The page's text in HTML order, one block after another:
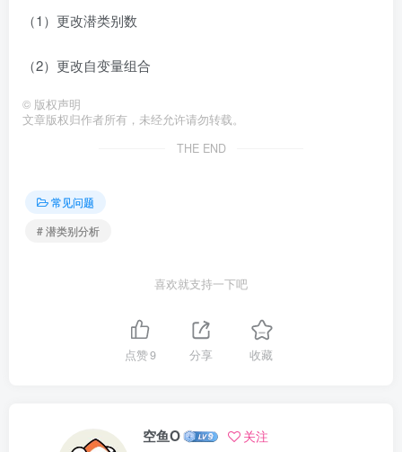
（1）更改潜类别数
（2）更改自变量组合
© 版权声明
文章版权归作者所有，未经允许请勿转载。
THE END
常见问题
# 潜类别分析
喜欢就支持一下吧
点赞9 分享 收藏
空鱼O 关注